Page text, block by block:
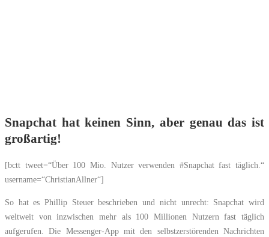
Snapchat hat keinen Sinn, aber genau das ist
großartig!
[bctt tweet=“Über 100 Mio. Nutzer verwenden #Snapchat fast täglich.“
username=“ChristianAllner“]
So hat es Phillip Steuer beschrieben und nicht unrecht: Snapchat wird
weltweit von inzwischen mehr als 100 Millionen Nutzern fast täglich
aufgerufen. Die Messenger-App mit den selbstzerstörenden Nachrichten